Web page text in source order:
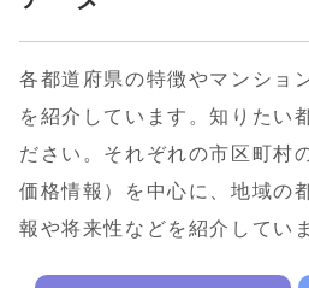
各都道府県の特徴やマンショ
を紹介しています。知りたい
ださい。それぞれの市区町村
価格情報）を中心に、地域の
報や将来性などを紹介してい